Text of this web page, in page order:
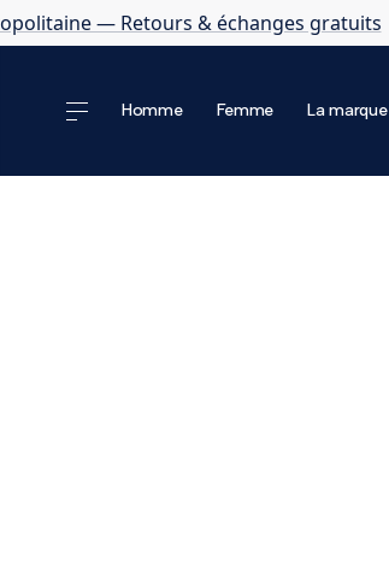
— Retours & échanges gratuits
Homme Femme La marque